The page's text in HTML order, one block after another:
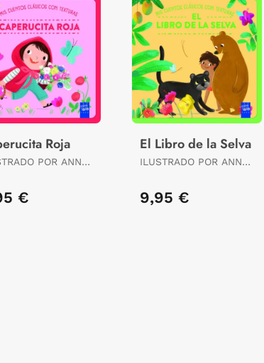
Roja
POR ANNA
€
El Libro de la Selva
ILUSTRADO POR ANNA
9,95 €